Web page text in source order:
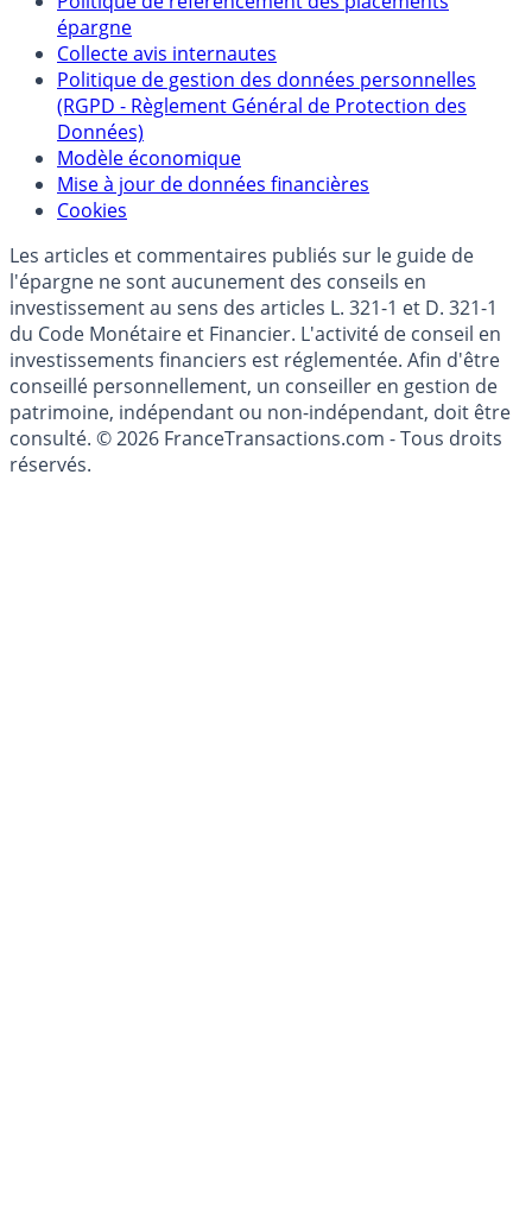
épargne
Collecte avis internautes
Politique de gestion des données personnelles
(RGPD - Règlement Général de Protection des
Données)
Modèle économique
Mise à jour de données financières
Cookies
Les articles et commentaires publiés sur le guide de
l'épargne ne sont aucunement des conseils en
investissement au sens des articles L. 321-1 et D. 321-1
du Code Monétaire et Financier. L'activité de conseil en
investissements financiers est réglementée. Afin d'être
conseillé personnellement, un conseiller en gestion de
patrimoine, indépendant ou non-indépendant, doit être
consulté. © 2026 FranceTransactions.com - Tous droits
réservés.